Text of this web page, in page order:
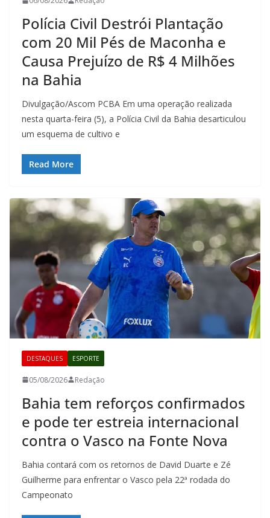
Polícia Civil Destrói Plantação
com 20 Mil Pés de Maconha e
Causa Prejuízo de R$ 4 Milhões
na Bahia
Divulgação/Ascom PCBA Em uma operação realizada
nesta quarta-feira (5), a Polícia Civil da Bahia desarticulou
um esquema de cultivo e
Read More
DESTAQUES ESPORTE
05/08/2026 Redação
Bahia tem reforços confirmados
e pode ter estreia internacional
contra o Vasco na Fonte Nova
Bahia contará com os retornos de David Duarte e Zé
Guilherme para enfrentar o Vasco pela 22ª rodada do
Campeonato